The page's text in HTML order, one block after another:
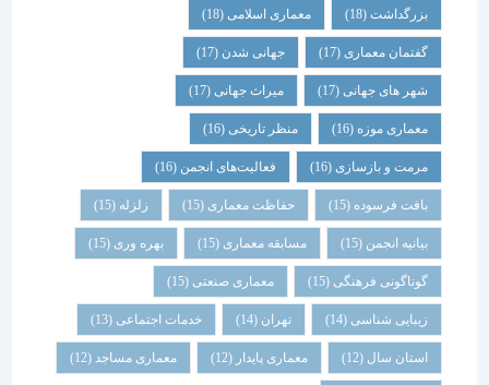
بزرگداشت (18) معماری اسلامی(18)
گفتمان معماری (17) جهانی شدن(17)
شهر های جهانی(17) میراث جهانی(17)
معماری موزه(16) منظر تاریخی (16)
مرمت و بازسازی(16) فعالیت‌های انجمن(16)
بافت فرسوده (15) حفاظت معماری (15) زلزله
بیانیه انجمن(15) مسابقه معماری (15) بهره وری(15)
گوناگونی فرهنگی (15) معماری صنعتی(15)
زیبایی شناسی (14) تهران خدمات اجتماعی (13)
استان سال(12) معماری پایدار (12) معماری مساجد(12)